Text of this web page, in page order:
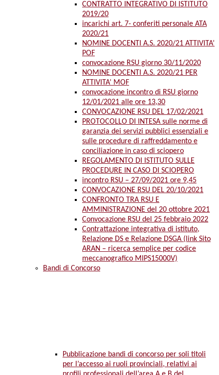
CONTRATTO INTEGRATIVO DI ISTITUTO
2019/20
incarichi art. 7- conferiti personale ATA
2020/21
NOMINE DOCENTI A.S. 2020/21 ATTIVITA’
POF
convocazione RSU giorno 30/11/2020
NOMINE DOCENTI A.S. 2020/21 PER
ATTIVITA’ MOF
convocazione incontro di RSU giorno
12/01/2021 alle ore 13,30
CONVOCAZIONE RSU DEL 17/02/2021
PROTOCOLLO DI INTESA sulle norme di
garanzia dei servizi pubblici essenziali e
sulle procedure di raffreddamento e
conciliazione in caso di sciopero
REGOLAMENTO DI ISTITUTO SULLE
PROCEDURE IN CASO DI SCIOPERO
incontro RSU – 27/09/2021 ore 9,45
CONVOCAZIONE RSU DEL 20/10/2021
CONFRONTO TRA RSU E
AMMINISTRAZIONE del 20 ottobre 2021
Convocazione RSU del 25 febbraio 2022
Contrattazione integrativa di istituto,
Relazione DS e Relazione DSGA (link Sito
ARAN – ricerca semplice per codice
meccanografico MIPS15000V)
Bandi di Concorso
Pubblicazione bandi di concorso per soli titoli
per l’accesso ai ruoli provinciali, relativi ai